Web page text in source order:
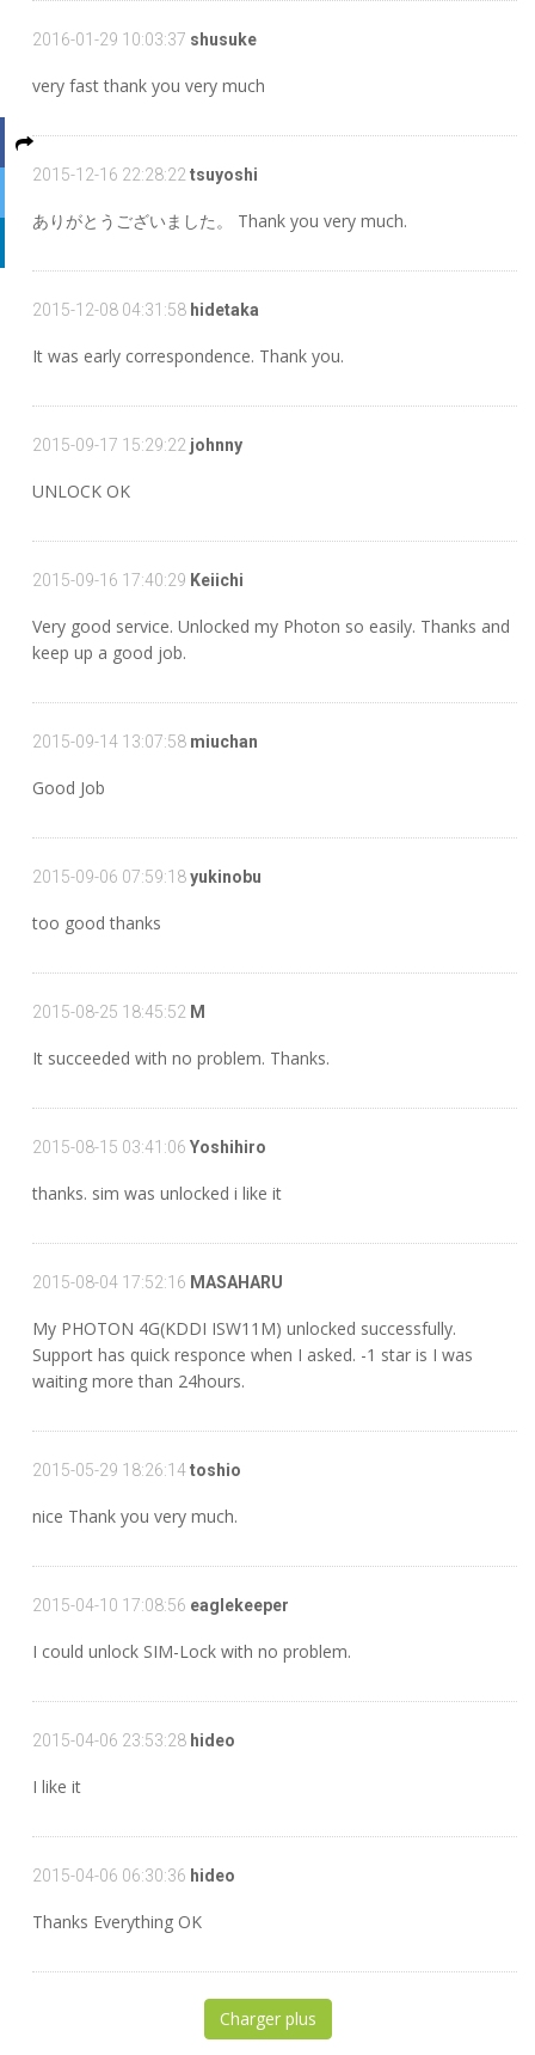
2016-01-29 10:03:37 shusuke
very fast thank you very much
2015-12-16 22:28:22 tsuyoshi
ありがとうございました。 Thank you very much.
2015-12-08 04:31:58 hidetaka
It was early correspondence. Thank you.
2015-09-17 15:29:22 johnny
UNLOCK OK
2015-09-16 17:40:29 Keiichi
Very good service. Unlocked my Photon so easily. Thanks and
keep up a good job.
2015-09-14 13:07:58 miuchan
Good Job
2015-09-06 07:59:18yukinobu
too good thanks
2015-08-25 18:45:52 M
It succeeded with no problem. Thanks.
2015-08-15 03:41:06 Yoshihiro
thanks. sim was unlocked i like it
2015-08-04 17:52:16 MASAHARU
My PHOTON 4G(KDDI ISW11M) unlocked successfully.
Support has quick responce when I asked. -1 star is I was
waiting more than 24hours.
2015-05-29 18:26:14toshio
nice Thank you very much.
2015-04-10 17:08:56 eaglekeeper
I could unlock SIM-Lock with no problem.
2015-04-06 23:53:28 hideo
I like it
2015-04-06 06:30:36 hideo
Thanks Everything OK
Charger plus